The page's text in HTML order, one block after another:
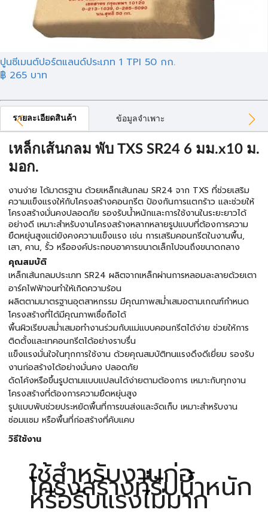
ปูนซีเมนต์ปอร์ตแลนด์ประเภท 1 TPI 50 กก.
฿ 265 บาท
รายละเอียดสินค้า ข้อมูลจำเพาะ
เหล็กเส้นกลม พับ TXS SR24 6 มม.x10 ม.
มอก.
งานง่าย ได้มาตรฐาน ด้วยเหล็กเส้นกลม SR24 จาก TXS ที่ช่วยเสริม
ความแข็งแรงให้กับโครงสร้างคอนกรีต ป้องกันการแตกร้าว และช่วยให้
โครงสร้างมั่นคงปลอดภัย รองรับน้ำหนักและการใช้งานในระยะยาวได้
อย่างดี เหมาะสำหรับงานโครงสร้างหลากหลายรูปแบบที่ต้องการความ
ยืดหยุ่นสูงแต่ยังคงความแข็งแรง เช่น การเสริมคอนกรีตในงานพื้น,
เสา, คาน, รั้ว หรือองค์ประกอบอาคารขนาดเล็กไปจนถึงขนาดกลาง
คุณสมบัติ
เหล็กเส้นกลมประเภท SR24 ผลิตจากเหล็กผ่านการหลอมละลายด้วยเตา
อาร์คไฟฟ้าจนทำให้เกิดความร้อน
ผลิตตามมาตรฐานอุตสาหกรรม มีคุณภาพสม่ำเสมอตามเกณฑ์กำหนด
โครงสร้างที่ได้มีคุณภาพเชื่อถือได้
พื้นผิวเรียบสม่ำเสมอทำงานร่วมกับแม่แบบคอนกรีตได้ง่าย ช่วยให้การ
ติดตั้งและเทคอนกรีตได้อย่างราบรื่น
แข็งแรงมั่นใจในทุกการใช้งาน ด้วยคุณสมบัติทนแรงดึงดีเยี่ยม รองรับ
งานก่อสร้างได้อย่างมั่นคง ปลอดภัย
ดัดโค้งหรือขึ้นรูปตามแบบแปลนได้ง่ายตามต้องการ เหมาะกับทุกงาน
โครงสร้างที่ต้องการความยืดหยุ่นสูง
รูปแบบพับช่วยประหยัดพื้นที่การขนส่งและจัดเก็บ เหมาะสำหรับงาน
ซ่อมแซม หรือพื้นที่ก่อสร้างที่คับแคบ
วิธีใช้งาน
ใช้สำหรับงานก่อ
โครงสร้างที่รับน้ำหนัก
หรือรับแรงไม่มาก